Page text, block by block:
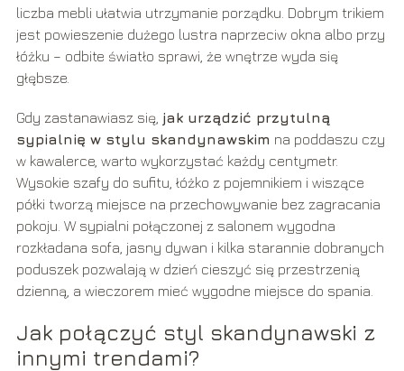
liczba mebli ułatwia utrzymanie porządku. Dobrym trikiem
jest powieszenie dużego lustra naprzeciw okna albo przy
łóżku – odbite światło sprawi, że wnętrze wyda się
głębsze.
Gdy zastanawiasz się, jak urządzić przytulną
sypialnię w stylu skandynawskim na poddaszu czy
w kawalerce, warto wykorzystać każdy centymetr.
Wysokie szafy do sufitu, łóżko z pojemnikiem i wiszące
półki tworzą miejsce na przechowywanie bez zagracania
pokoju. W sypialni połączonej z salonem wygodna
rozkładana sofa, jasny dywan i kilka starannie dobranych
poduszek pozwalają w dzień cieszyć się przestrzenią
dzienną, a wieczorem mieć wygodne miejsce do spania.
Jak połączyć styl skandynawski z
innymi trendami?